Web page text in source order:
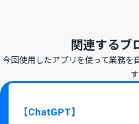
関連するブ
今回使用したアプリを使って業務を
す